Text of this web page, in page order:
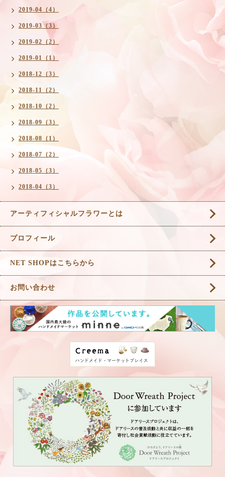
2019-04（4）
2019-03（3）
2019-02（2）
2019-01（1）
2018-12（3）
2018-11（2）
2018-10（2）
2018-09（3）
2018-08（1）
2018-07（2）
2018-05（3）
2018-04（3）
アーティフィシャルフラワーとは
プロフィール
NET SHOPはこちらから
お問い合わせ